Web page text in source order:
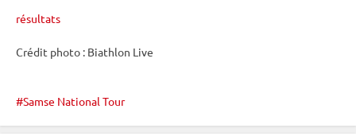
résultats
Crédit photo : Biathlon Live
Samse National Tour